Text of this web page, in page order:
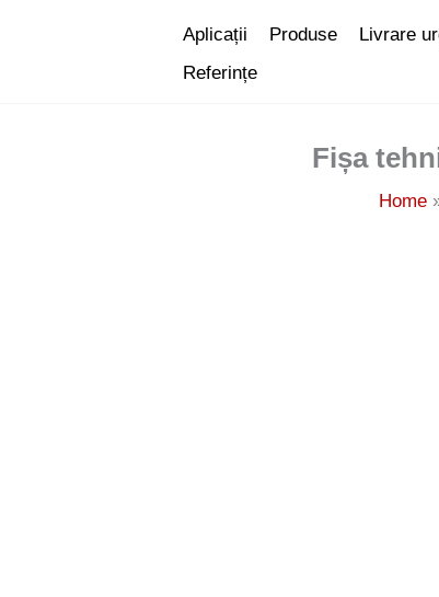
Aplicații Produse Livrare
Referințe
Fișa
Home